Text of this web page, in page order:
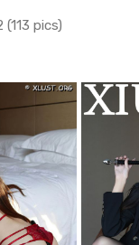
(113 pics)